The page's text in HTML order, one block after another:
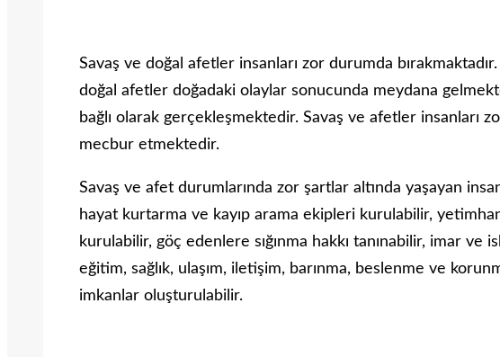
Savaş ve doğal afetler insanları zor durumda
doğal afetler doğadaki olaylar sonucunda meydana
bağlı olarak gerçekleşmektedir. Savaş ve afetler insanları
mecbur etmektedir.
Savaş ve afet durumlarında zor şartlar altında yaşayan
hayat kurtarma ve kayıp arama ekipleri kurulabilir,
kurulabilir, göç edenlere sığınma hakkı tanınabilir, imar ve
eğitim, sağlık, ulaşım, iletişim, barınma, beslenme ve
imkanlar oluşturulabilir.